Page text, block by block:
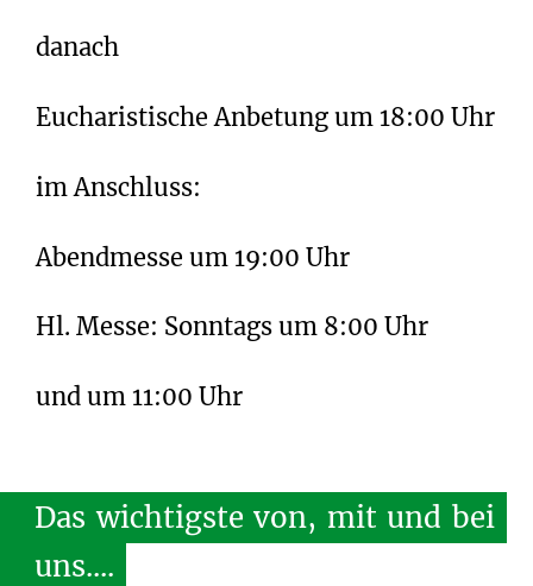
danach
Eucharistische Anbetung um 18:00 Uhr
im Anschluss:
Abendmesse um 19:00 Uhr
Hl. Messe: Sonntags um 8:00 Uhr
und um 11:00 Uhr
Das wichtigste von, mit und bei
uns....